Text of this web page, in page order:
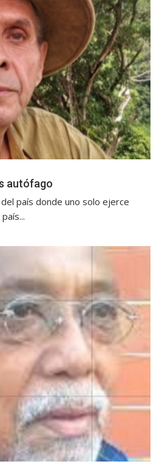
autófago
del país donde uno solo ejerce